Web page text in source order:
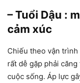
– Tuổi Dậu :
cảm xúc
Chiếu theo vận
rất dễ gặp phải
cuộc sống. Áp lực